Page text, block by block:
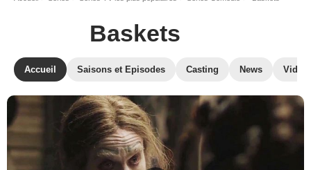
Baskets
Accueil Saisons et Episodes Casting News